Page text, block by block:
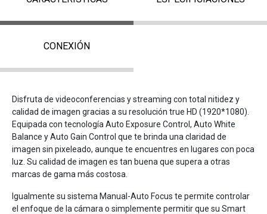
CONEXIÓN
Disfruta de videoconferencias y streaming con total nitidez y
calidad de imagen gracias a su resolución true HD (1920*1080).
Equipada con tecnología Auto Exposure Control, Auto White
Balance y Auto Gain Control que te brinda una claridad de
imagen sin pixeleado, aunque te encuentres en lugares con poca
luz. Su calidad de imagen es tan buena que supera a otras
marcas de gama más costosa.
Igualmente su sistema Manual-Auto Focus te permite controlar
el enfoque de la cámara o simplemente permitir que su Smart